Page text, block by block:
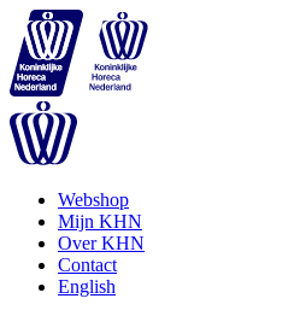
Webshop
Mijn KHN
Over KHN
Contact
English